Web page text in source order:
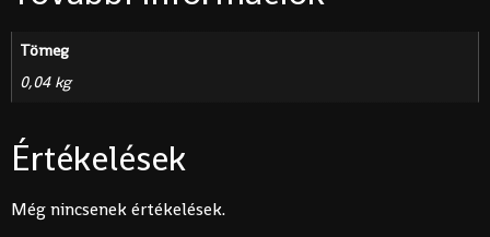
Tömeg
0,04 kg
Értékelések
Még nincsenek értékelések.